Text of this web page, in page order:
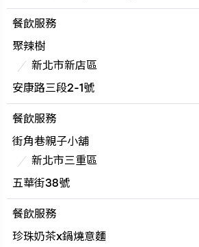
餐飲服務
聚辣樹
新北市新店區
安康路三段2-1號
餐飲服務
街角巷親子小舖
新北市三重區
五華街38號
餐飲服務
珍珠奶茶x鍋燒意麵